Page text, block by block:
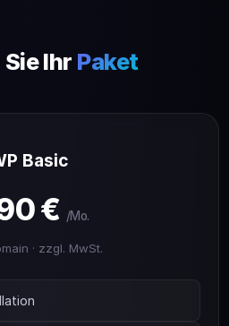
Ihr Paket
Basic
€ /Mo.
· zzgl. MwSt.